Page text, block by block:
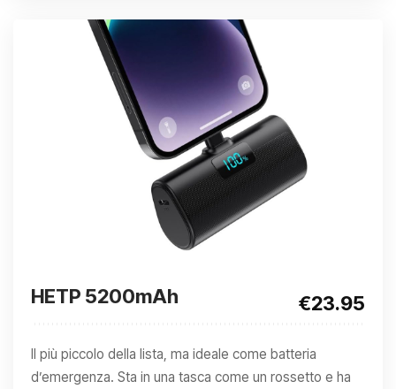
HETP 5200mAh €23.95
Il più piccolo della lista, ma ideale come batteria
d’emergenza. Sta in una tasca come un rossetto e ha